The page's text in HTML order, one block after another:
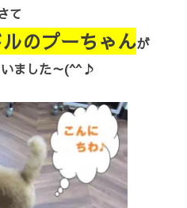
て
のプーちゃんが
ました～(^^♪